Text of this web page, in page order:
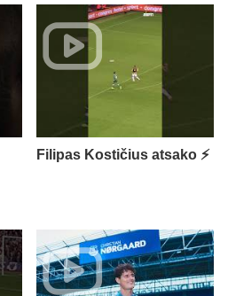
Filipas Kostičius atsako ⚡